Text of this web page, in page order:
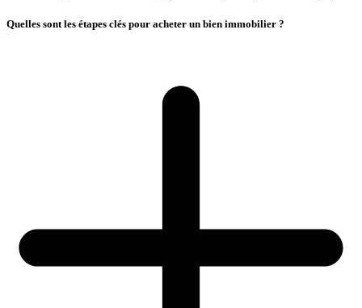
Quelles sont les étapes clés pour acheter un bien immobilier ?